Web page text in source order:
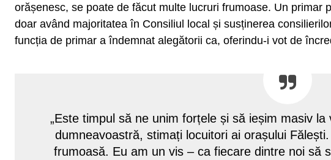
orășenesc, se poate de făcut multe lucruri frumoase. Un primar
doar având majoritatea în Consiliul local și susținerea
funcția de primar a îndemnat alegătorii ca, oferindu-i vot de
„Este timpul să ne unim forțele și să ieșim masiv
dumneavoastră, stimați locuitori ai orașului
frumoasă. Eu am un vis – ca fiecare dintre noi să